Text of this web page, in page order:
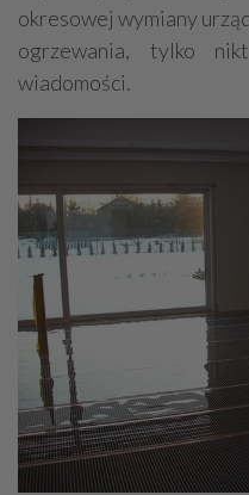
okresowej wymiany
ogrzewania, tylko
wiadomości.